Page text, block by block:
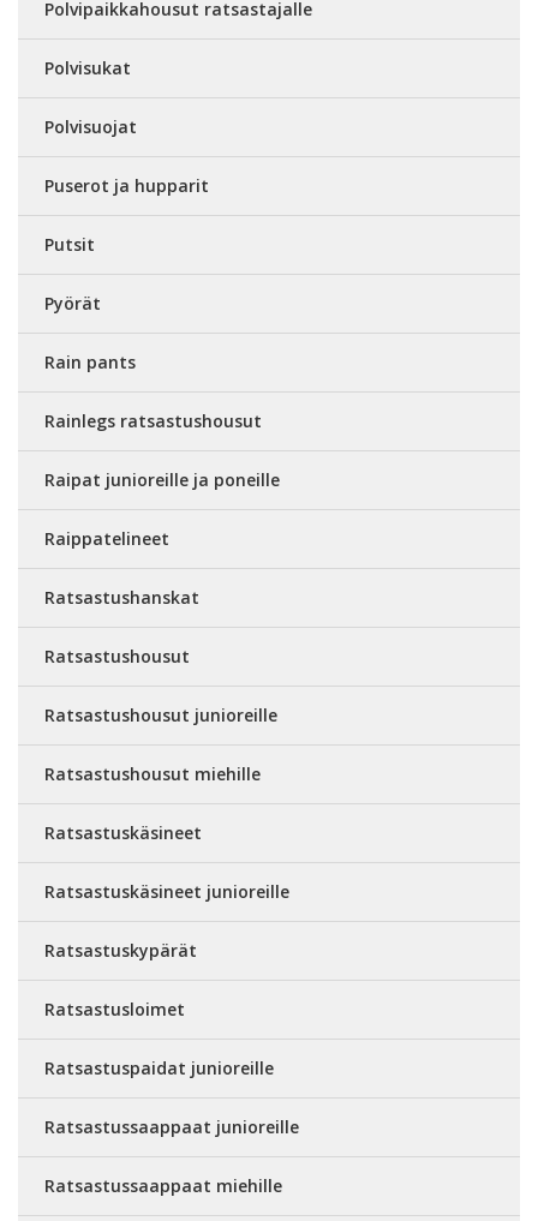
Polvipaikkahousut ratsastajalle
Polvisukat
Polvisuojat
Puserot ja hupparit
Putsit
Pyörät
Rain pants
Rainlegs ratsastushousut
Raipat junioreille ja poneille
Raippatelineet
Ratsastushanskat
Ratsastushousut
Ratsastushousut junioreille
Ratsastushousut miehille
Ratsastuskäsineet
Ratsastuskäsineet junioreille
Ratsastuskypärät
Ratsastusloimet
Ratsastuspaidat junioreille
Ratsastussaappaat junioreille
Ratsastussaappaat miehille